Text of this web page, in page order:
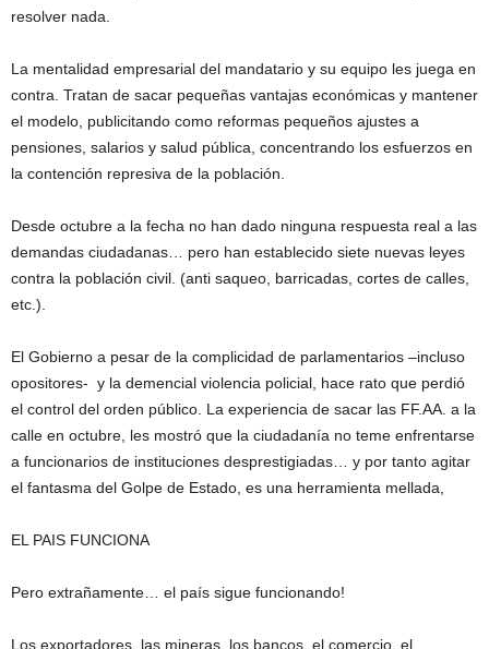
resolver nada.
La mentalidad empresarial del mandatario y su equipo les juega en
contra. Tratan de sacar pequeñas vantajas económicas y mantener
el modelo, publicitando como reformas pequeños ajustes a
pensiones, salarios y salud pública, concentrando los esfuerzos en
la contención represiva de la población.
Desde octubre a la fecha no han dado ninguna respuesta real a las
demandas ciudadanas… pero han establecido siete nuevas leyes
contra la población civil. (anti saqueo, barricadas, cortes de calles,
etc.).
El Gobierno a pesar de la complicidad de parlamentarios –incluso
opositores- y la demencial violencia policial, hace rato que perdió
el control del orden público. La experiencia de sacar las FF.AA. a la
calle en octubre, les mostró que la ciudadanía no teme enfrentarse
a funcionarios de instituciones desprestigiadas… y por tanto agitar
el fantasma del Golpe de Estado, es una herramienta mellada,
EL PAIS FUNCIONA
Pero extrañamente… el país sigue funcionando!
Los exportadores, las mineras, los bancos, el comercio, el